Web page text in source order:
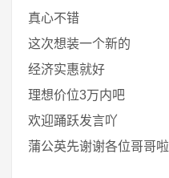
真心不错
这次想装一个新的
经济实惠就好
理想价位3万内吧
欢迎踊跃发言吖
蒲公英先谢谢各位哥哥啦